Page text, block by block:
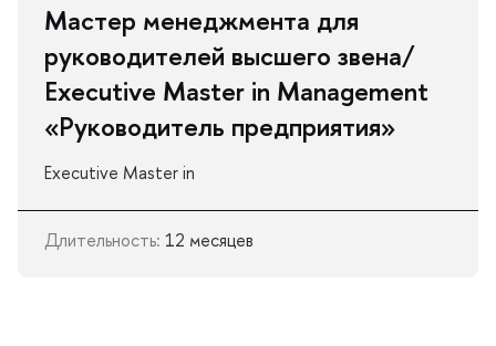
Мастер менеджмента для
руководителей высшего звена/
Executive Master in Management
«Руководитель предприятия»
Executive Master in
Длительность: 12 месяце